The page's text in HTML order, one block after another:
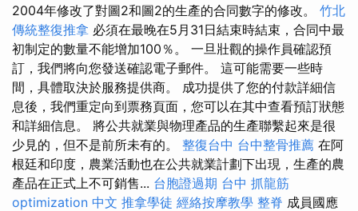
2004年修改了對圖2和圖2的生產的合同數字的修改。 竹北
傳統整復推拿 必須在最晚在5月31日結束時結束，合同中最
初制定的數量不能增加100％。 一旦壯觀的操作員確認預
訂，我們將向您發送確認電子郵件。 這可能需要一些時
間，具體取決於服務提供商。 成功提供了您的付款詳細信
息後，我們重定向到票務頁面，您可以在其中查看預訂狀態
和詳細信息。 將公共就業與物理產品的生產聯繫起來是很
少見的，但不是前所未有的。 整復台中 台中整骨推薦 在阿
根廷和印度，農業活動也在公共就業計劃下出現，生產的農
產品在正式上不可銷售... 台胞證過期 台中 抓龍筋
optimization 中文 推拿學徒 經絡按摩教學 整脊 成員國應